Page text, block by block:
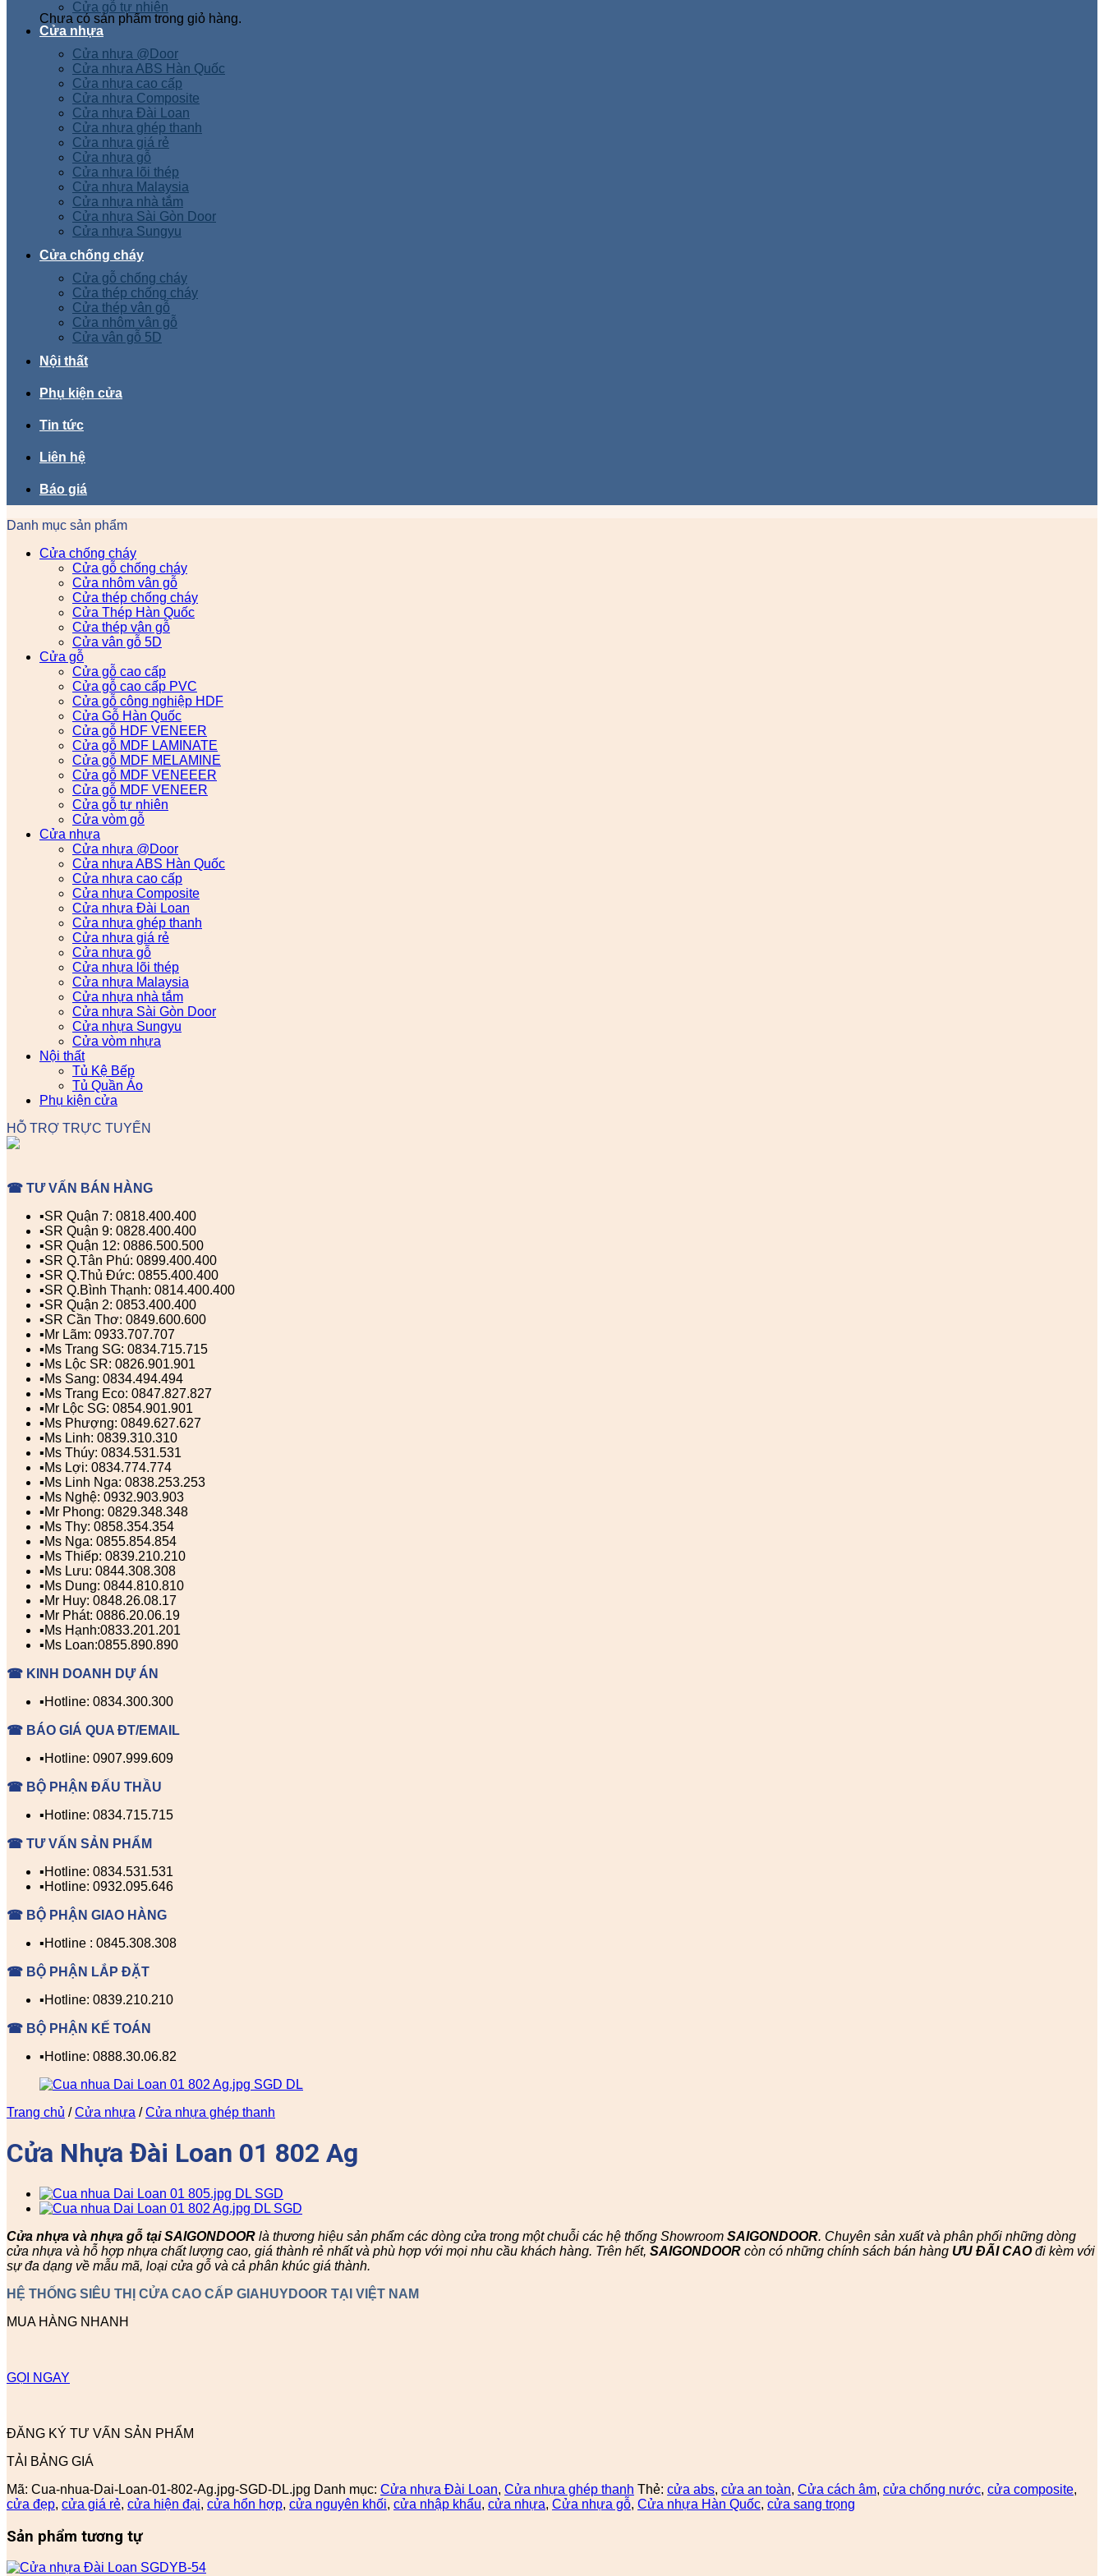
Chưa có sản phẩm trong giỏ hàng.
Cửa gỗ tự nhiên
Cửa nhựa
Cửa nhựa @Door
Cửa nhựa ABS Hàn Quốc
Cửa nhựa cao cấp
Cửa nhựa Composite
Cửa nhựa Đài Loan
Cửa nhựa ghép thanh
Cửa nhựa giá rẻ
Cửa nhựa gỗ
Cửa nhựa lõi thép
Cửa nhựa Malaysia
Cửa nhựa nhà tắm
Cửa nhựa Sài Gòn Door
Cửa nhựa Sungyu
Cửa chống cháy
Cửa gỗ chống cháy
Cửa thép chống cháy
Cửa thép vân gỗ
Cửa nhôm vân gỗ
Cửa vân gỗ 5D
Nội thất
Phụ kiện cửa
Tin tức
Liên hệ
Báo giá
Danh mục sản phẩm
Cửa chống cháy
Cửa gỗ chống cháy
Cửa nhôm vân gỗ
Cửa thép chống cháy
Cửa Thép Hàn Quốc
Cửa thép vân gỗ
Cửa vân gỗ 5D
Cửa gỗ
Cửa gỗ cao cấp
Cửa gỗ cao cấp PVC
Cửa gỗ công nghiệp HDF
Cửa Gỗ Hàn Quốc
Cửa gỗ HDF VENEER
Cửa gỗ MDF LAMINATE
Cửa gỗ MDF MELAMINE
Cửa gỗ MDF VENEEER
Cửa gỗ MDF VENEER
Cửa gỗ tự nhiên
Cửa vòm gỗ
Cửa nhựa
Cửa nhựa @Door
Cửa nhựa ABS Hàn Quốc
Cửa nhựa cao cấp
Cửa nhựa Composite
Cửa nhựa Đài Loan
Cửa nhựa ghép thanh
Cửa nhựa giá rẻ
Cửa nhựa gỗ
Cửa nhựa lõi thép
Cửa nhựa Malaysia
Cửa nhựa nhà tắm
Cửa nhựa Sài Gòn Door
Cửa nhựa Sungyu
Cửa vòm nhựa
Nội thất
Tủ Kệ Bếp
Tủ Quần Áo
Phụ kiện cửa
HỖ TRỢ TRỰC TUYẾN
☎ TƯ VẤN BÁN HÀNG
▪️SR Quận 7: 0818.400.400
▪️SR Quận 9: 0828.400.400
▪️SR Quận 12: 0886.500.500
▪️SR Q.Tân Phú: 0899.400.400
▪️SR Q.Thủ Đức: 0855.400.400
▪️SR Q.Bình Thạnh: 0814.400.400
▪️SR Quận 2: 0853.400.400
▪️SR Cần Thơ: 0849.600.600
▪️Mr Lãm: 0933.707.707
▪️Ms Trang SG: 0834.715.715
▪️Ms Lộc SR: 0826.901.901
▪️Ms Sang: 0834.494.494
▪️Ms Trang Eco: 0847.827.827
▪️Mr Lộc SG: 0854.901.901
▪️Ms Phượng: 0849.627.627
▪️Ms Linh: 0839.310.310
▪️Ms Thúy: 0834.531.531
▪️Ms Lợi: 0834.774.774
▪️Ms Linh Nga: 0838.253.253
▪️Ms Nghệ: 0932.903.903
▪️Mr Phong: 0829.348.348
▪️Ms Thy: 0858.354.354
▪️Ms Nga: 0855.854.854
▪️Ms Thiếp: 0839.210.210
▪️Ms Lưu: 0844.308.308
▪️Ms Dung: 0844.810.810
▪️Mr Huy: 0848.26.08.17
▪️Mr Phát: 0886.20.06.19
▪️Ms Hạnh:0833.201.201
▪️Ms Loan:0855.890.890
☎ KINH DOANH DỰ ÁN
▪️Hotline: 0834.300.300
☎ BÁO GIÁ QUA ĐT/EMAIL
▪️Hotline: 0907.999.609
☎ BỘ PHẬN ĐẤU THẦU
▪️Hotline: 0834.715.715
☎ TƯ VẤN SẢN PHẨM
▪️Hotline: 0834.531.531
▪️Hotline: 0932.095.646
☎ BỘ PHẬN GIAO HÀNG
▪️Hotline : 0845.308.308
☎ BỘ PHẬN LẮP ĐẶT
▪️Hotline: 0839.210.210
☎ BỘ PHẬN KẾ TOÁN
▪️Hotline: 0888.30.06.82
Trang chủ / Cửa nhựa / Cửa nhựa ghép thanh
Cửa Nhựa Đài Loan 01 802 Ag
Cửa nhựa và nhựa gỗ tại SAIGONDOOR là thương hiệu sản phẩm các dòng cửa trong một chuỗi các hệ thống Showroom SAIGONDOOR. Chuyên sản xuất và phân phối những dòng
cửa nhựa và hỗ hợp nhựa chất lượng cao, giá thành rẻ nhất và phù hợp với mọi nhu cầu khách hàng. Trên hết, SAIGONDOOR còn có những chính sách bán hàng ƯU ĐÃI CAOđi kèm với
sự đa dạng về mẫu mã, loại cửa gỗ và cả phân khúc giá thành.
HỆ THỐNG SIÊU THỊ CỬA CAO CẤP GIAHUYDOOR TẠI VIỆT NAM
MUA HÀNG NHANH
GỌI NGAY
ĐĂNG KÝ TƯ VẤN SẢN PHẨM
TẢI BẢNG GIÁ
Mã: Cua-nhua-Dai-Loan-01-802-Ag.jpg-SGD-DL.jpg Danh mục: Cửa nhựa Đài Loan, Cửa nhựa ghép thanh Thẻ: cửa abs, cửa an toàn, Cửa cách âm, cửa chống nước, cửa composite,
cửa đẹp, cửa giá rẻ, cửa hiện đại, cửa hổn hợp, cửa nguyên khối, cửa nhập khẩu, cửa nhựa, Cửa nhựa gỗ, Cửa nhựa Hàn Quốc, cửa sang trọng
Sản phẩm tương tự